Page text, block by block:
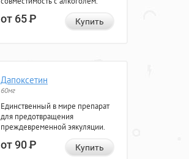
от 65Р Купить
Дапоксетин
60мг
Единственный в мире препарат
для предотвращения
преждевременной эякуляции.
от 90Р Купить